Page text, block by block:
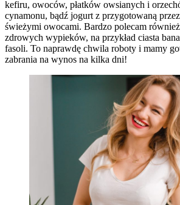
kefiru, owoców, płatków owsianych i
cynamonu, bądź jogurt z przygotowaną
świeżymi owocami. Bardzo polecam
zdrowych wypieków, na przykład ciasta
fasoli. To naprawdę chwila roboty i mamy
zabrania na wynos na kilka dni!